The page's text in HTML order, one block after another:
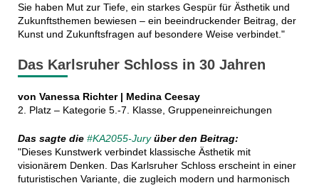
Sie haben Mut zur Tiefe, ein starkes Gespür für Ästhetik und
Zukunftsthemen bewiesen – ein beeindruckender Beitrag, der
Kunst und Zukunftsfragen auf besondere Weise verbindet."
Das Karlsruher Schloss in 30 Jahren
von Vanessa Richter | Medina Ceesay
2. Platz – Kategorie 5.-7. Klasse, Gruppeneinreichungen
Das sagte die #KA2055-Juryüber den Beitrag:
"Dieses Kunstwerk verbindet klassische Ästhetik mit
visionärem Denken. Das Karlsruher Schloss erscheint in einer
futuristischen Variante, die zugleich modern und harmonisch